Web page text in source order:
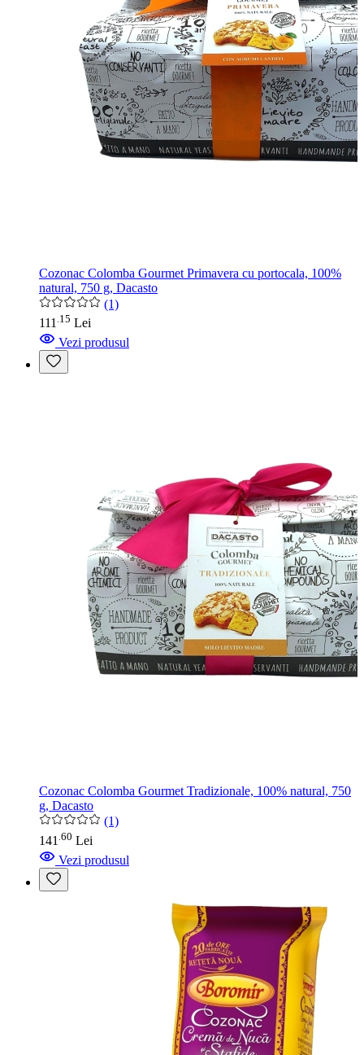
Cozonac Colomba Gourmet Primavera cu portocala, 100%
natural, 750 g, Dacasto
(1)
111 15 Lei
Vezi produsul
Cozonac Colomba Gourmet Tradizionale, 100% natural, 750
g, Dacasto
(1)
141 60 Lei
Vezi produsul